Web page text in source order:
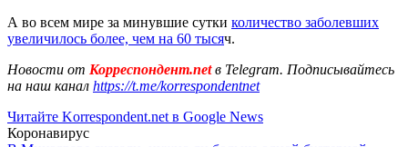
А во всем мире за минувшие сутки количество заболевших
увеличилось более, чем на 60 тысяч.
Новости от Корреспондент.netв Telegram. Подписывайтесь
на наш канал https://t.me/korrespondentnet
Читайте Korrespondent.net в Google News
Коронавирус